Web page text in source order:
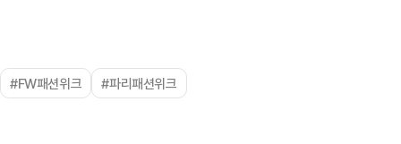
#FW패션위크 #파리패션위크